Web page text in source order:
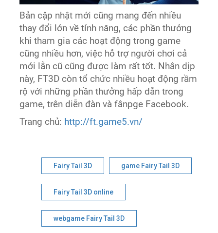
Bản cập nhật mới cũng mang đến nhiều
thay đổi lớn về tính năng, các phần thưởng
khi tham gia các hoạt động trong game
cũng nhiều hơn, việc hỗ trợ người chơi cả
mới lẫn cũ cũng được làm rất tốt. Nhân dịp
này, FT3D còn tổ chức nhiều hoạt động rầm
rộ với những phần thưởng hấp dẫn trong
game, trên diễn đàn và fânpge Facebook.
Trang chủ: http://ft.game5.vn/
Fairy Tail 3D game Fairy Tail 3D
Fairy Tail 3D online
webgame Fairy Tail 3D